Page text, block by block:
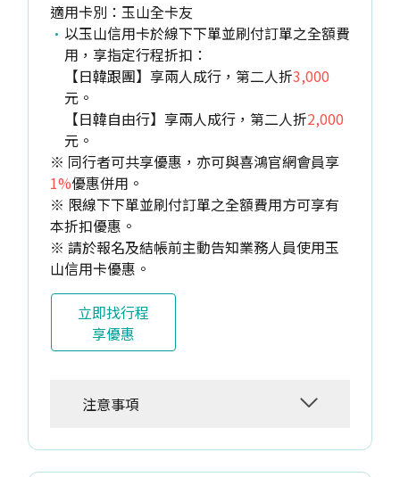
適用卡別：玉山全卡友
以玉山信用卡於線下下單並刷付訂單之全額費
用，享指定行程折扣：
【日韓跟團】享兩人成行，第二人折3,000
元。
【日韓自由行】享兩人成行，第二人折2,000
元。
※ 同行者可共享優惠，亦可與喜鴻官網會員享
1%優惠併用。
※ 限線下下單並刷付訂單之全額費用方可享有
本折扣優惠。
※ 請於報名及結帳前主動告知業務人員使用玉
山信用卡優惠。
立即找行程
享優惠
注意事項